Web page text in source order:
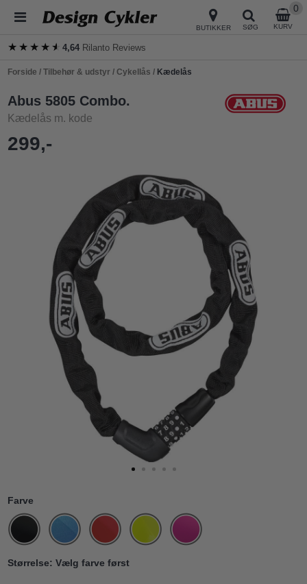
BUTIKKER SØG KURV
0
★★★★★
★★★★★4,64 Rilanto Reviews
Forside /Tilbehør & udstyr /Cykellås / Kædelås
Abus 5805 Combo.
Kædelås m. kode
299,-
Farve